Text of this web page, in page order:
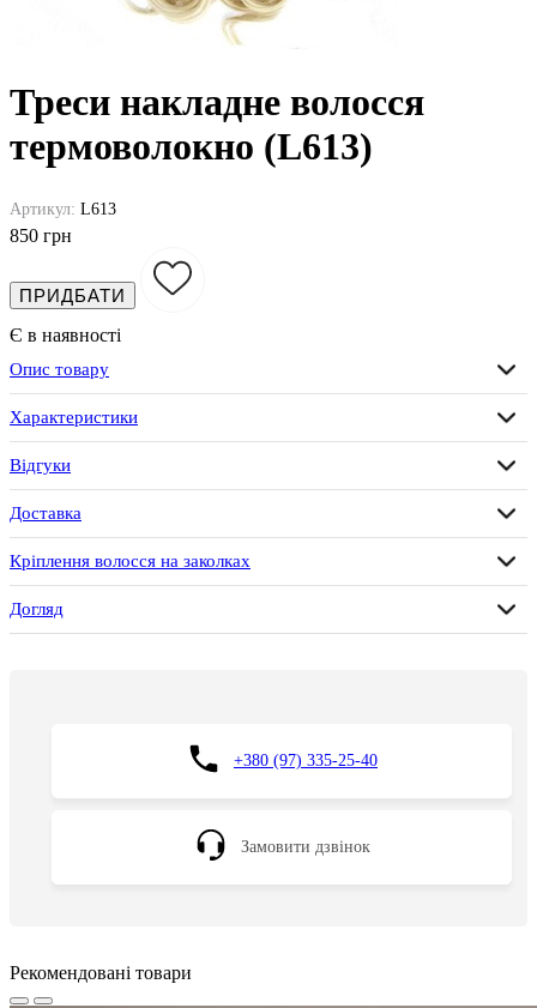
Треси накладне волосся
термоволокно (L613)
Артикул: L613
850 грн
ПРИДБАТИ
Є в наявності
Опис товару
Характеристики
Відгуки
Доставка
Кріплення волосся на заколках
Догляд
+380 (97) 335-25-40
Замовити дзвінок
Рекомендовані товари